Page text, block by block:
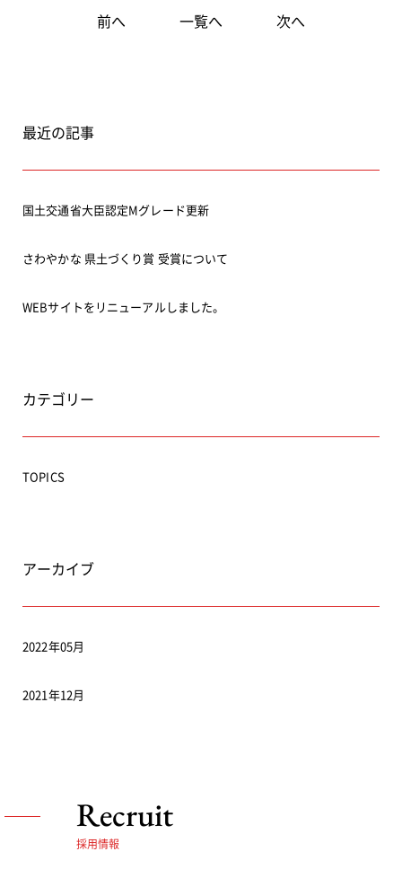
前へ 一覧へ 次へ
最近の記事
国土交通省大臣認定Mグレード更新
さわやかな 県土づくり賞 受賞について
WEBサイトをリニューアルしました。
カテゴリー
TOPICS
アーカイブ
2022年05月
2021年12月
Recruit
採用情報